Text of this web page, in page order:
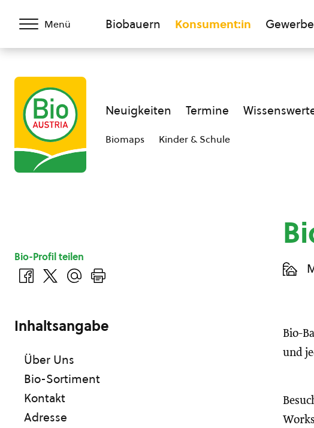
Menü Biobauern Konsument:in Gewerbe
Neuigkeiten Termine
Biomaps Kinder & Schule
Bio-
und
Bio-Profil teilen
Inhaltsangabe
Über Uns
Bio-Sortiment
Kontakt
Adresse